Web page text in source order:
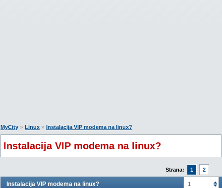
MyCity » Linux » Instalacija VIP modema na linux?
Instalacija VIP modema na linux?
Strana: 1 2
1
Instalacija VIP modema na linux?